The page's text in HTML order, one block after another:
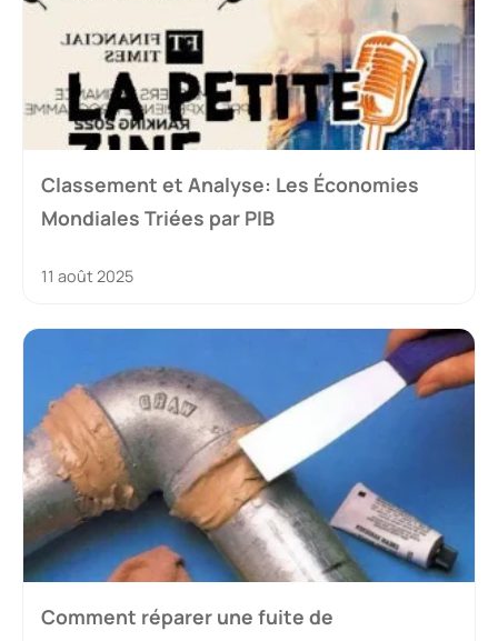
Classement et Analyse: Les Économies
Mondiales Triées par PIB
11 août 2025
Comment réparer une fuite de